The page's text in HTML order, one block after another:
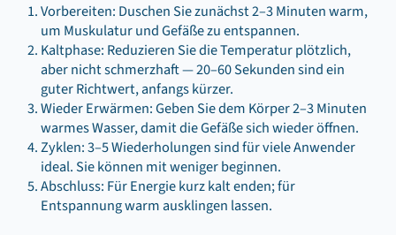
Vorbereiten: Duschen Sie zunächst 2–3 Minuten warm,
um Muskulatur und Gefäße zu entspannen.
Kaltphase: Reduzieren Sie die Temperatur plötzlich,
aber nicht schmerzhaft — 20–60 Sekunden sind ein
guter Richtwert, anfangs kürzer.
Wieder Erwärmen: Geben Sie dem Körper 2–3 Minuten
warmes Wasser, damit die Gefäße sich wieder öffnen.
Zyklen: 3–5 Wiederholungen sind für viele Anwender
ideal. Sie können mit weniger beginnen.
Abschluss: Für Energie kurz kalt enden; für
Entspannung warm ausklingen lassen.